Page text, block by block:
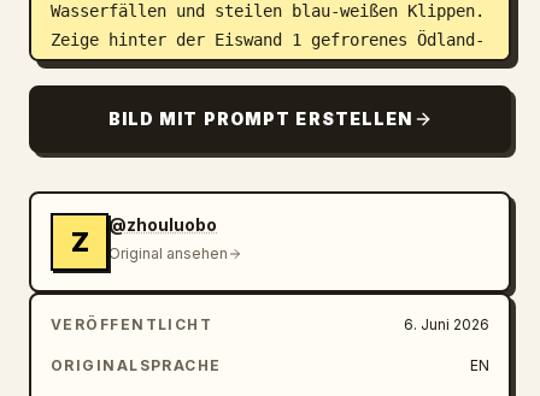
Wasserfällen und steilen blau-weißen Klippen.
Zeige hinter der Eiswand 1 gefrorenes Ödland-
Plateau voller Schnee, Ruinentürme, ferner
zwischen der Stadt und der Eiswand 1 breite
dunkle Waldregion, 1 verzweigtes Flussdelta,
felsige Hügel. Umgib das Land mit einem
stürmischen dunklen Ozean, Wellen, Nebel und
kleinen Schiffen.
Routen-Overlay: Füge genau 1 durchgehende,
leuchtend rote, handgezeichnete
BILD MIT PROMPT ERSTELLEN
Z
@zhouluobo
Original ansehen
VERÖFFENTLICHT 6. Juni 2026
ORIGINALSPRACHE EN